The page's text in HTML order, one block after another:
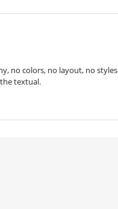
no colors, no layout, no styles
textual.